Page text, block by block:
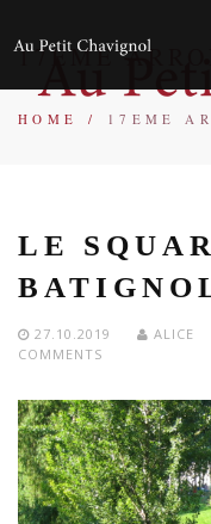
17EME
HOME / 17EME
LE
27.10.2019 ALICE
COMMENTS